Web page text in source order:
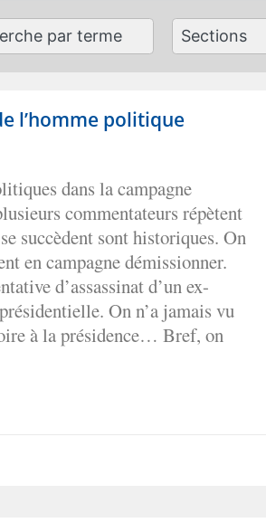
12
results
l’homme politique
dans la campagne
commentateurs répètent
succèdent sont historiques. On
en campagne démissionner.
d’assassinat d’un ex-
On n’a jamais vu
à la présidence… Bref, on